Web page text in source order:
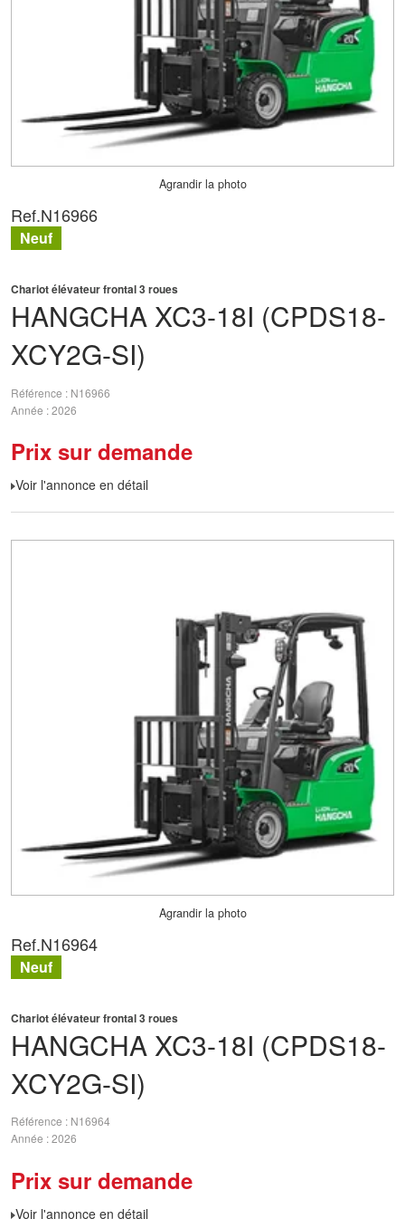
Agrandir la photo
HANGCHA XC3-18I (CPDS18-
XCY2G-SI)
Chariot élévateur frontal 3 roues
Référence
N16966
Année 2026
Prix sur demande
Voir l'annonce en détail
Ref.N16966
Neuf
Agrandir la photo
HANGCHA XC3-18I (CPDS18-
XCY2G-SI)
Chariot élévateur frontal 3 roues
Référence
N16964
Année 2026
Prix sur demande
Voir l'annonce en détail
Ref.N16964
Neuf